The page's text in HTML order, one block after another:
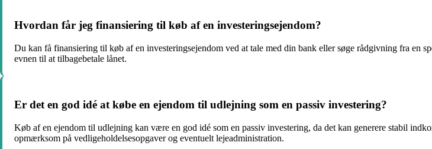
Hvordan får jeg finansiering til køb af en investeringsejendom?
Du kan få finansiering til køb af en investeringsejendom ved at tale med din bank eller søge rådgivning fra en
evnen til at tilbagebetale lånet.
Er det en god idé at købe en ejendom til udlejning som en passiv investering?
Køb af en ejendom til udlejning kan være en god idé som en passiv investering, da det kan generere stabil
opmærksom på vedligeholdelsesopgaver og eventuelt lejeadministration.